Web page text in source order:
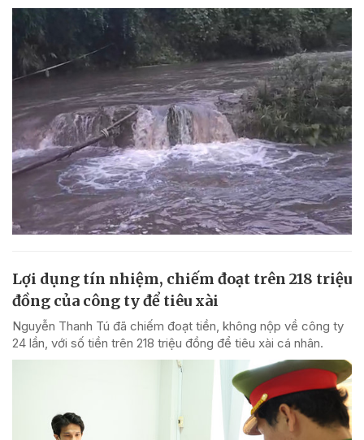
Lợi dụng tín nhiệm, chiếm đoạt trên 218 triệu
đồng của công ty để tiêu xài
Nguyễn Thanh Tú đã chiếm đoạt tiền, không nộp về công ty
24 lần, với số tiền trên 218 triệu đồng để tiêu xài cá nhân.